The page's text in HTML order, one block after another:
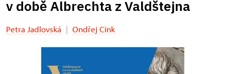
v době Albrechta z Valdštejna
Petra Jadlovská | Ondřej Cink